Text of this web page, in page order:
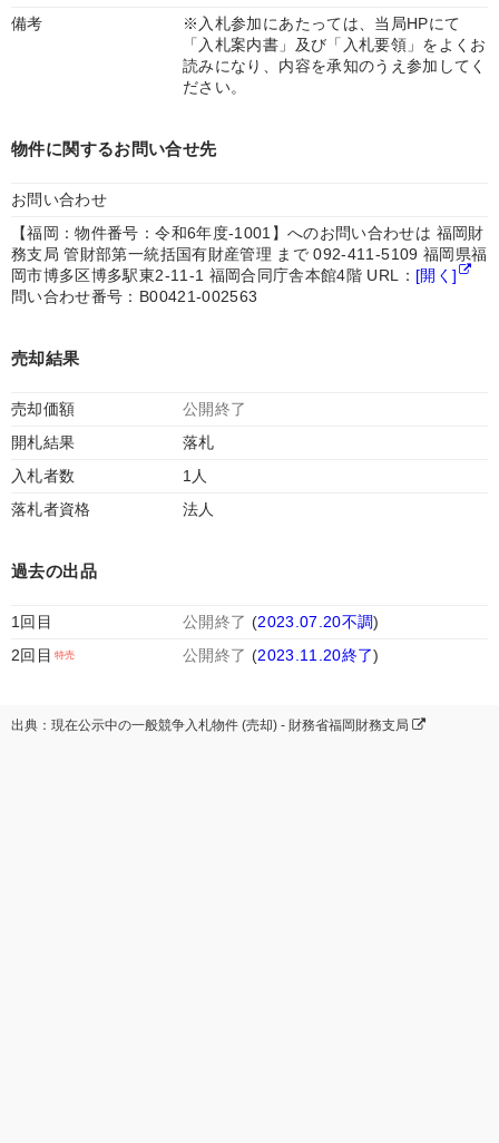
備考
※入札参加にあたっては、当局HPにて
「入札案内書」及び「入札要領」をよくお
読みになり、内容を承知のうえ参加してく
ださい。
物件に関するお問い合せ先
お問い合わせ
【福岡：物件番号：令和6年度‐1001】へのお問い合わせは 福岡財
務支局 管財部第一統括国有財産管理 まで 092-411-5109 福岡県福
岡市博多区博多駅東2-11-1 福岡合同庁舎本館4階 URL： [開く]
問い合わせ番号：B00421-002563
売却結果
売却価額
公開終了
開札結果
落札
入札者数
1人
落札者資格
法人
過去の出品
1回目 公開終了 (2023.07.20不調)
2回目
公開終了 (2023.11.20終了)
出典：現在公示中の一般競争入札物件 (売却) - 財務省福岡財務支局